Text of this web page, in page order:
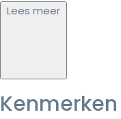
Lees meer
Kenmerken